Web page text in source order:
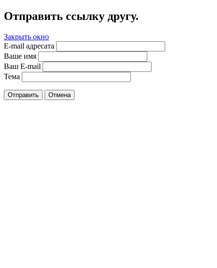
Отправить ссылку другу.
Закрыть окно
E-mail адресата
Ваше имя
Ваш E-mail
Тема
Отправить Отмена